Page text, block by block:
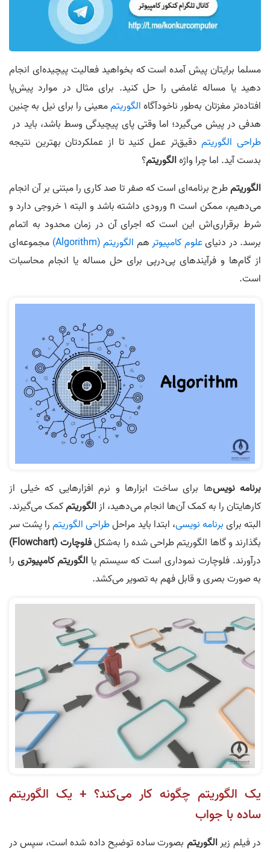
مسلما برایتان پیش آمده است که بخواهید فعالیت پیچیده‌ای انجام
دهید یا مساله غامضی را حل کنید. برای مثال در موارد پیش‌پا‌
افتاده‌تر مغزتان به‌طور ناخودآگاهالگوریتممعینی را برای نیل به چنین
هدفی در پیش می‌گیرد؛ اما وقتی پای پیچیدگی وسط باشد، باید در
طراحی الگوریتمدقیق‌تر عمل کنید تا از عملکردتان بهترین نتیجه
بدست آید. اما چرا واژهالگوریتم؟
الگوریتمطرح برنامه‌ای است که صفر تا صد کاری را مبتنی بر آن انجام
می‌دهیم، ممکن است n ورودی داشته باشد و البته 1 خروجی دارد و
شرط برقراری‌اش این است که اجرای آن در زمان محدود به اتمام
برسد. در دنیایعلوم کامپیوترهم الگوریتم (Algorithm)
مجموعه‌ای
از گام‌ها و فرآیندهای پی‌در‌پی برای حل مساله یا انجام محاسبات
است.
برنامه نویس‌ها برای ساخت ابزارها و نرم افزارهایی که خیلی از
کارهایتان را به کمک آن‌ها انجام می‌دهید، ازالگوریتمکمک می‌گیرند.
البته برایبرنامه نویسی، ابتدا باید مراحلطراحی الگوریتمرا پشت سر
بگذارند و گاها الگوریتم طراحی شده را به‌شکلفلوچارت (Flowchart)
درآورند. فلوچارت نموداری است که سیستم یا الگوریتم کامپیوتری را
به صورت بصری و قابل فهم به تصویر می‌کشد.
یک الگوریتم چگونه کار می‌کند؟ + یک الگوریتم
ساده با جواب
در فیلم زیرالگوریتم بصورت ساده توضیح داده شده است، سپس در